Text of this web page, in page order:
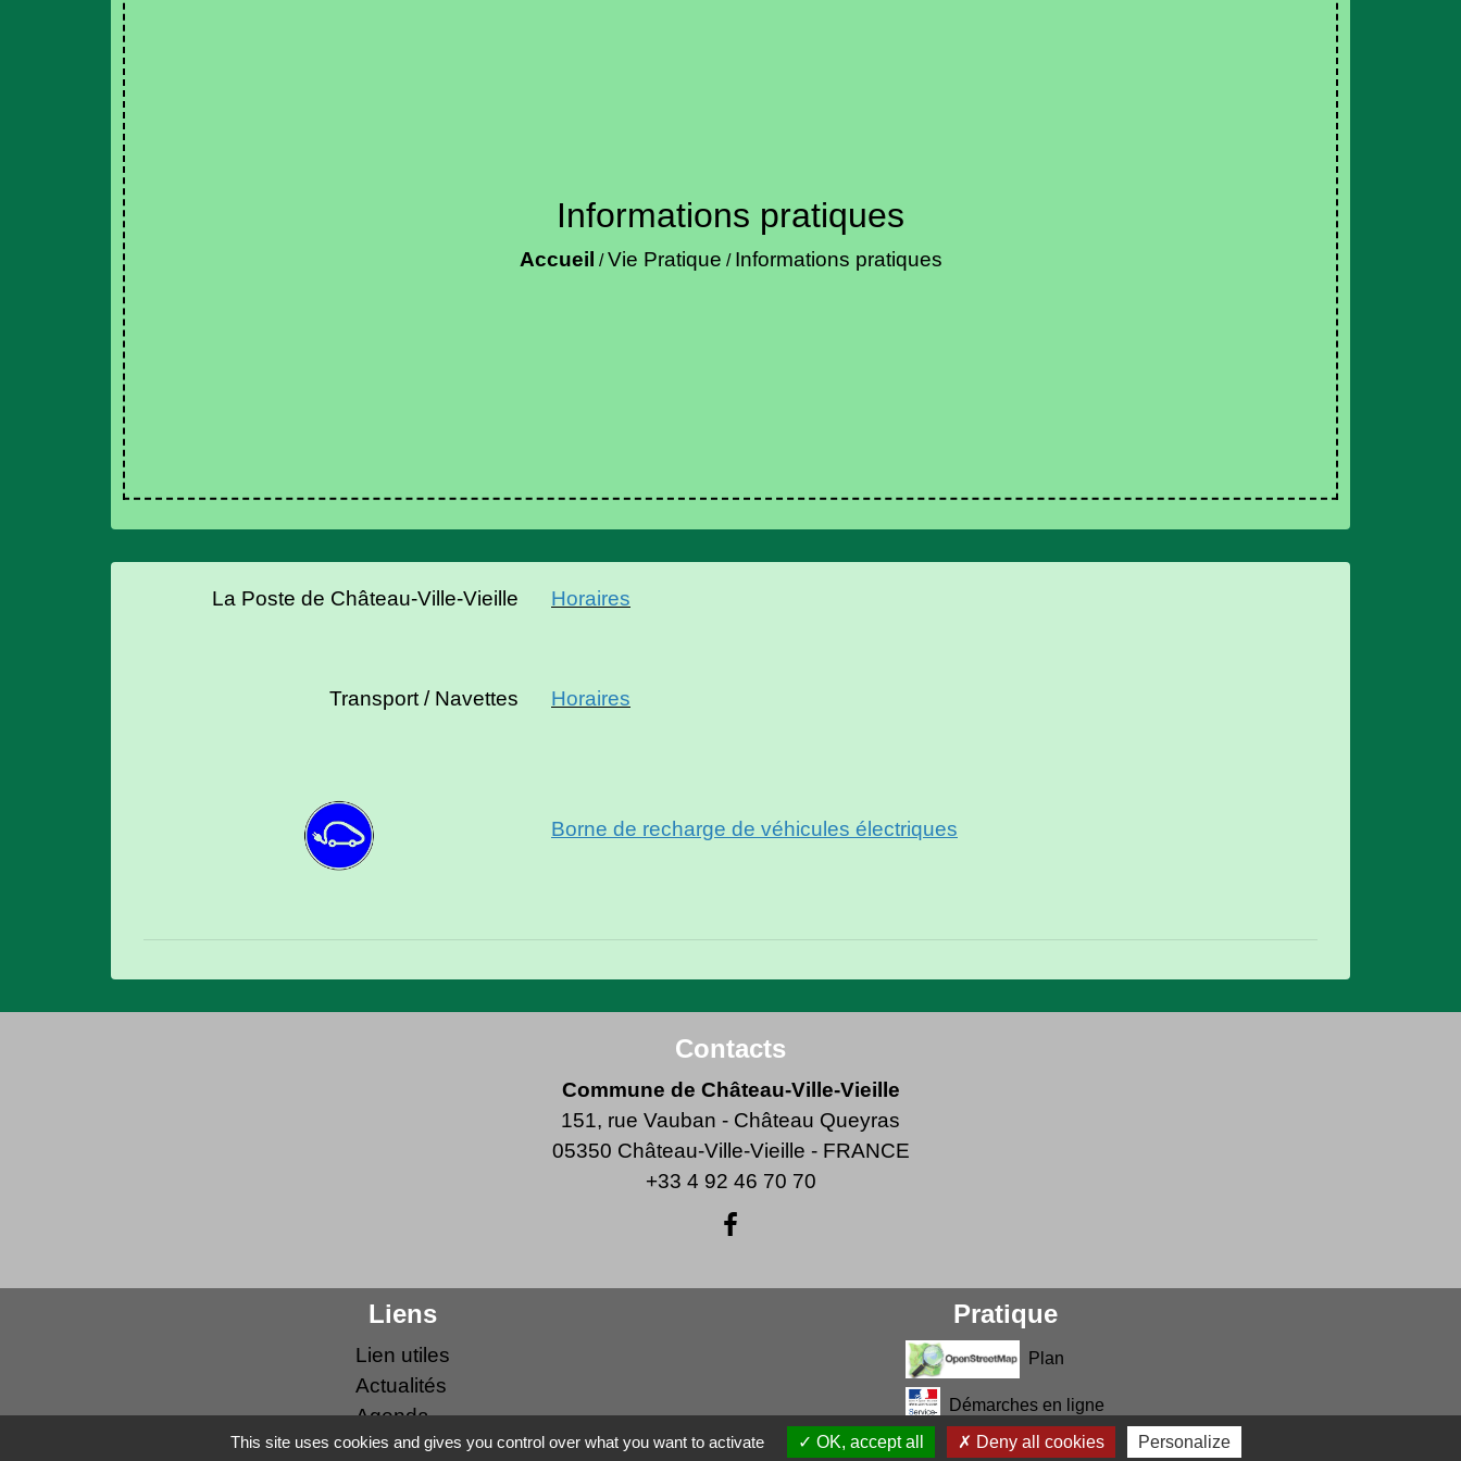
Informations pratiques
Accueil /Vie Pratique / Informations pratiques
La Poste de Château-Ville-Vieille Horaires
Transport / Navettes Horaires
Borne de recharge de véhicules électriques
Contacts
Commune de Château-Ville-Vieille
151, rue Vauban - Château Queyras
05350 Château-Ville-Vieille - FRANCE
+33 4 92 46 70 70
Liens
Lien utiles
Actualités
Agenda
Pratique
Plan
Démarches en ligne
Prévisions météo
This site uses cookies and gives you control over what you want to activate OK, accept all Deny all cookies Personalize